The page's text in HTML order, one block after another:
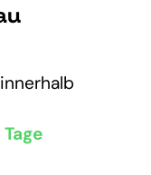
innerhalb